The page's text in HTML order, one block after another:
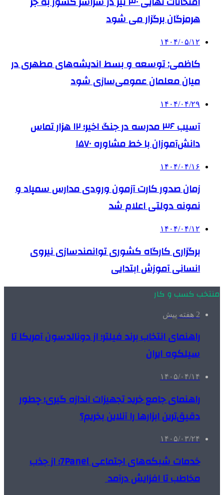
هرمزگان برگزار می شود
۱۴۰۴/۰۵/۱۲
کاظمی: توسعه و بسط اندیشه‌های مطهری در
میان معلمان عمومی‌سازی شود
۱۴۰۴/۰۴/۲۹
آسیب ۳۶ مدرسه در جنگ اخیر؛ ۱۲ هزار تماس
دانش‌آموزان با خط مشاوره ۱۵۷۰
۱۴۰۴/۰۴/۱۶
زمان صدور کارت آزمون ورودی مدارس سمپاد و
نمونه دولتی اعلام شد
۱۴۰۴/۰۴/۱۲
برگزاری کارگاه کشوری توانمندسازی نیروی
انسانی آموزش ابتدایی
منتخب کسب و کار
2 هفته پیش
راهنمای انتخاب برند فیلتر؛ از دونالدسون آمریکا تا
سیلکوه ایران
۱۴۰۵/۰۴/۱۴
راهنمای جامع خرید تجهیزات اندازه گیری؛ چطور
دقیق‌ترین ابزارها را آنلاین بخریم؟
۱۴۰۵/۰۳/۲۴
خدمات شبکه‌های اجتماعی 7Panel؛ از جذب
مخاطب تا افزایش درآمد